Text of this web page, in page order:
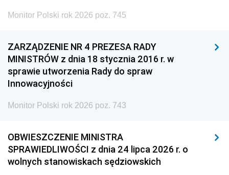
Monitor Polski rok 2026 poz. 745
ZARZĄDZENIE NR 4 PREZESA RADY
MINISTRÓW z dnia 18 stycznia 2016 r. w
sprawie utworzenia Rady do spraw
Innowacyjności
Monitor Polski rok 2026 poz. 743
OBWIESZCZENIE MINISTRA
SPRAWIEDLIWOŚCI z dnia 24 lipca 2026 r. o
wolnych stanowiskach sędziowskich